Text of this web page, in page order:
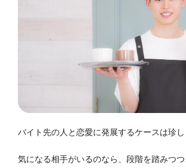
バイト先の人と恋愛に発展するケースは珍し
気になる相手がいるのなら、段階を踏みつ